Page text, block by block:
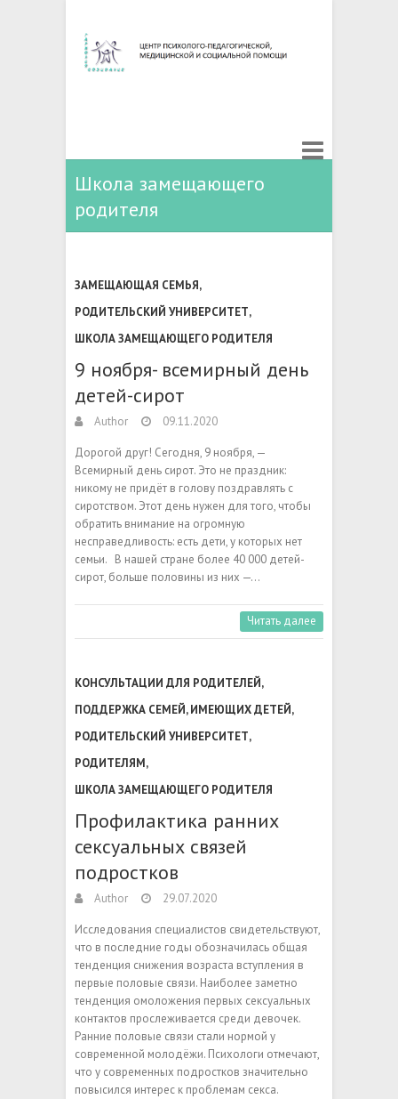
Школа замещающего
родителя
ЗАМЕЩАЮЩАЯ СЕМЬЯ,
РОДИТЕЛЬСКИЙ УНИВЕРСИТЕТ,
ШКОЛА ЗАМЕЩАЮЩЕГО РОДИТЕЛЯ
9 ноября- всемирный день
детей-сирот
Author 09.11.2020
Дорогой друг! Сегодня, 9 ноября, —
Всемирный день сирот. Это не праздник:
никому не придёт в голову поздравлять с
сиротством. Этот день нужен для того, чтобы
обратить внимание на огромную
несправедливость: есть дети, у которых нет
семьи. В нашей стране более 40 000 детей-
сирот, больше половины из них —…
Читать далее
КОНСУЛЬТАЦИИ ДЛЯ РОДИТЕЛЕЙ,
ПОДДЕРЖКА СЕМЕЙ, ИМЕЮЩИХ ДЕТЕЙ,
РОДИТЕЛЬСКИЙ УНИВЕРСИТЕТ,
РОДИТЕЛЯМ,
ШКОЛА ЗАМЕЩАЮЩЕГО РОДИТЕЛЯ
Профилактика ранних
сексуальных связей
подростков
Author 29.07.2020
Исследования специалистов свидетельствуют,
что в последние годы обозначилась общая
тенденция снижения возраста вступления в
первые половые связи. Наиболее заметно
тенденция омоложения первых сексуальных
контактов прослеживается среди девочек.
Ранние половые связи стали нормой у
современной молодёжи. Психологи отмечают,
что у современных подростков значительно
повысился интерес к проблемам секса.